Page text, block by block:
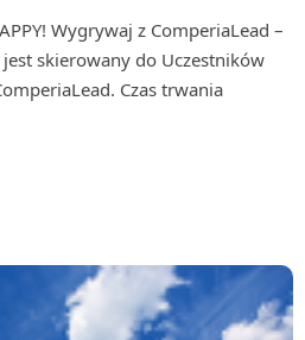
Wygrywaj z ComperiaLead –
skierowany do Uczestników
Czas trwania